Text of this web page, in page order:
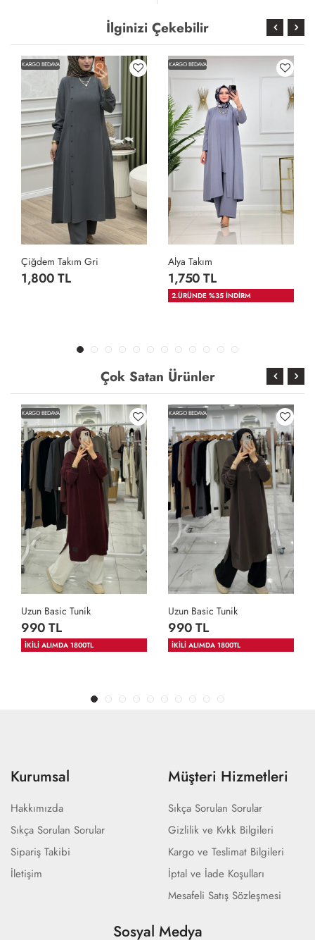
İlginizi Çekebilir
KARGO BEDAVA
Çiğdem Takım Gri
1,800 TL
KARGO BEDAVA
Alya Takım
1,750 TL
2.ÜRÜNDE %35 İNDİRM
Çok Satan Ürünler
KARGO BEDAVA
Uzun Basic Tunik
990 TL
İKİLİ ALIMDA 1800TL
KARGO BEDAVA
Uzun Basic Tunik
990 TL
İKİLİ ALIMDA 1800TL
Kurumsal
Hakkımızda
Sıkça Sorulan Sorular
Sipariş Takibi
İletişim
Müşteri Hizmetleri
Sıkça Sorulan Sorular
Gizlilik ve Kvkk Bilgileri
Kargo ve Teslimat Bilgileri
İptal ve İade Koşulları
Mesafeli Satış Sözleşmesi
Sosyal Medya